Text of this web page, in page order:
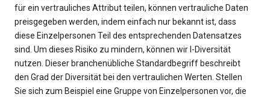
für ein vertrauliches Attribut teilen, können vertrauliche Daten
preisgegeben werden, indem einfach nur bekannt ist, dass
diese Einzelpersonen Teil des entsprechenden Datensatzes
sind. Um dieses Risiko zu mindern, können wir l-Diversität
nutzen. Dieser branchenübliche Standardbegriff beschreibt
den Grad der Diversität bei den vertraulichen Werten. Stellen
Sie sich zum Beispiel eine Gruppe von Einzelpersonen vor, die